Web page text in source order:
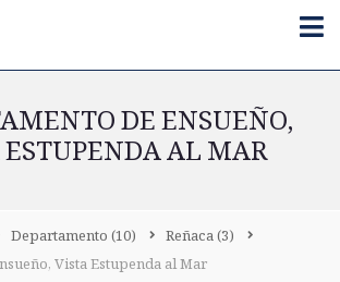
DE ENSUEÑO,
AL MAR
Departamento(10) Reñaca(3)
Vista Estupenda al Mar